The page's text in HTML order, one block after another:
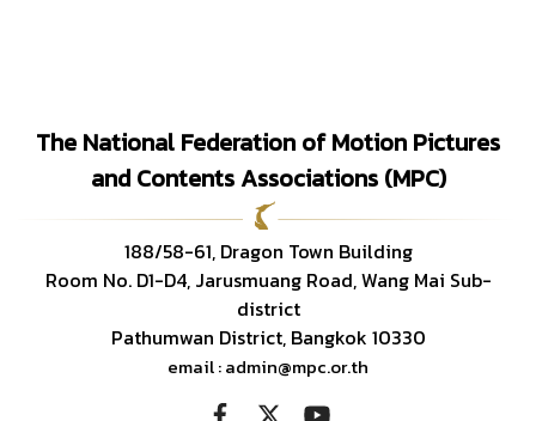
The National Federation of Motion Pictures
and Contents Associations (MPC)
188/58-61, Dragon Town Building
Room No. D1-D4, Jarusmuang Road, Wang Mai Sub-
district
Pathumwan District, Bangkok 10330
email : admin@mpc.or.th